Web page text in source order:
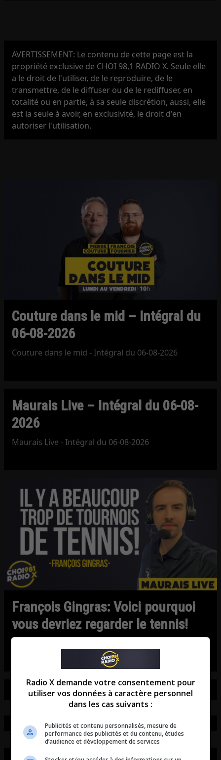
AVERTISSEMENT: Le contenu de cette page est la
propriété exclusive de CHOI 98,1 RADIO X. Seule elle
a le droit de l'utiliser, de le reproduire, de le
transmettre, de le diffuser ou de le rediffuser, en
totalité ou en partie, à sa seule discrétion, aussi, elle
est la seule à avoir, en exclusivité, le droit d'en
autoriser l'utilisation.
Couture dans le mid – Intégral du
06-08-2026
Couture dans le mid - Intégral du 06-08-2026
Maurais Live – Intégral du 06-08-
2026
Maurais Live - Intégral du 06-08-2026
François Gingras: Voici pourquoi
vous devriez regarder le tennis!
Radio X demande votre consentement pour
utiliser vos données à caractère personnel
dans les cas suivants :
Publicités et contenu personnalisés, mesure de
performance des publicités et du contenu, études
d’audience et développement de services